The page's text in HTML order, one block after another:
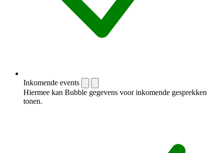
Inkomende events
Hiermee kan Bubble gegevens voor inkomende gesprekken
tonen.